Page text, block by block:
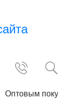
Оптовым